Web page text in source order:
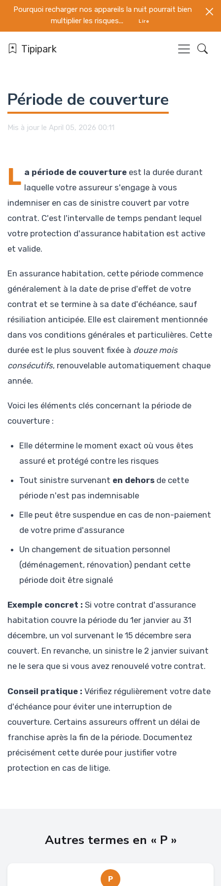
Pourquoi recharger nos appareils la nuit pourrait bien
multiplier les risques...
Lire
Tipipark
Période de couverture
Mis à jour le April 05, 2026 00:11
L a période de couverture est la durée durant
laquelle votre assureur s'engage à vous
indemniser en cas de sinistre couvert par votre
contrat. C'est l'intervalle de temps pendant lequel
votre protection d'assurance habitation est active
et valide.
En assurance habitation, cette période commence
généralement à la date de prise d'effet de votre
contrat et se termine à sa date d'échéance, sauf
résiliation anticipée. Elle est clairement mentionnée
dans vos conditions générales et particulières. Cette
durée est le plus souvent fixée à douze mois
consécutifs, renouvelable automatiquement chaque
année.
Voici les éléments clés concernant la période de
couverture :
Elle détermine le moment exact où vous êtes
assuré et protégé contre les risques
Tout sinistre survenant en dehors de cette
période n'est pas indemnisable
Elle peut être suspendue en cas de non-paiement
de votre prime d'assurance
Un changement de situation personnel
(déménagement, rénovation) pendant cette
période doit être signalé
Exemple concret : Si votre contrat d'assurance
habitation couvre la période du 1er janvier au 31
décembre, un vol survenant le 15 décembre sera
couvert. En revanche, un sinistre le 2 janvier suivant
ne le sera que si vous avez renouvelé votre contrat.
Conseil pratique : Vérifiez régulièrement votre date
d'échéance pour éviter une interruption de
couverture. Certains assureurs offrent un délai de
franchise après la fin de la période. Documentez
précisément cette durée pour justifier votre
protection en cas de litige.
Autres termes en « P »
P